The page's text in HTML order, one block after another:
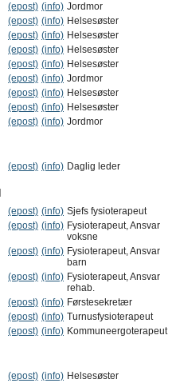
(epost) (info) Jordmor
(epost) (info) Helsesøster
(epost) (info) Helsesøster
(epost) (info) Helsesøster
(epost) (info) Helsesøster
(epost) (info) Jordmor
(epost) (info) Helsesøster
(epost) (info) Helsesøster
(epost) (info) Jordmor
(epost) (info) Daglig leder
(epost) (info) Sjefs fysioterapeut
(epost) (info) Fysioterapeut, Ansvar
voksne
(epost) (info) Fysioterapeut, Ansvar
barn
(epost) (info) Fysioterapeut, Ansvar
rehab.
(epost) (info) Førstesekretær
(epost) (info) Turnusfysioterapeut
(epost) (info) Kommuneergoterapeut
(epost) (info) Helsesøster